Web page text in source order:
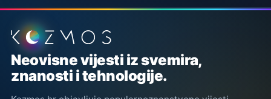
Podnožje stranice
Neovisne vijesti iz svemira,
znanosti i tehnologije.